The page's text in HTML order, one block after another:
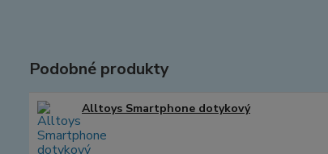
Podobné produkty
Alltoys Smartphone dotykový